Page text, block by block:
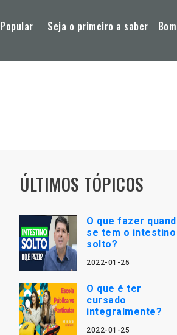
Popular Seja o primeiro a saber
ÚLTIMOS TÓPICOS
O que fazer
se tem o intestino
solto?
2022-01-25
O que é ter
cursado
integralmente?
2022-01-25